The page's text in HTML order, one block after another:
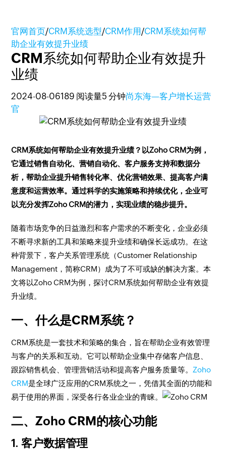
官网首页/CRM系统选型/CRM作用/CRM系统如何帮
助企业有效提升业绩
CRM系统如何帮助企业有效提升
业绩
2024-08-06189 阅读量5 分钟尚东海—客户增长运营
官
CRM系统如何帮助企业有效提升业绩？以Zoho CRM为例，
它通过销售自动化、营销自动化、客户服务支持和数据分
析，帮助企业提升销售转化率、优化营销效果、提高客户满
意度和运营效率。通过科学的实施策略和持续优化，企业可
以充分发挥Zoho CRM的潜力，实现业绩的稳步提升。
随着市场竞争的日益激烈和客户需求的不断变化，企业必须
不断寻求新的工具和策略来提升业绩和确保长远成功。在这
种背景下，客户关系管理系统（Customer Relationship
Management，简称CRM）成为了不可或缺的解决方案。本
文将以Zoho CRM为例，探讨CRM系统如何帮助企业有效提
升业绩。
一、什么是CRM系统？
CRM系统是一套技术和策略的集合，旨在帮助企业有效管理
与客户的关系和互动。它可以帮助企业集中存储客户信息、
跟踪销售机会、管理营销活动和提高客户服务质量等。 Zoho
CRM是全球广泛应用的CRM系统之一，凭借其全面的功能和
易于使用的界面，深受各行各业企业的青睐。
二、Zoho CRM的核心功能
1. 客户数据管理